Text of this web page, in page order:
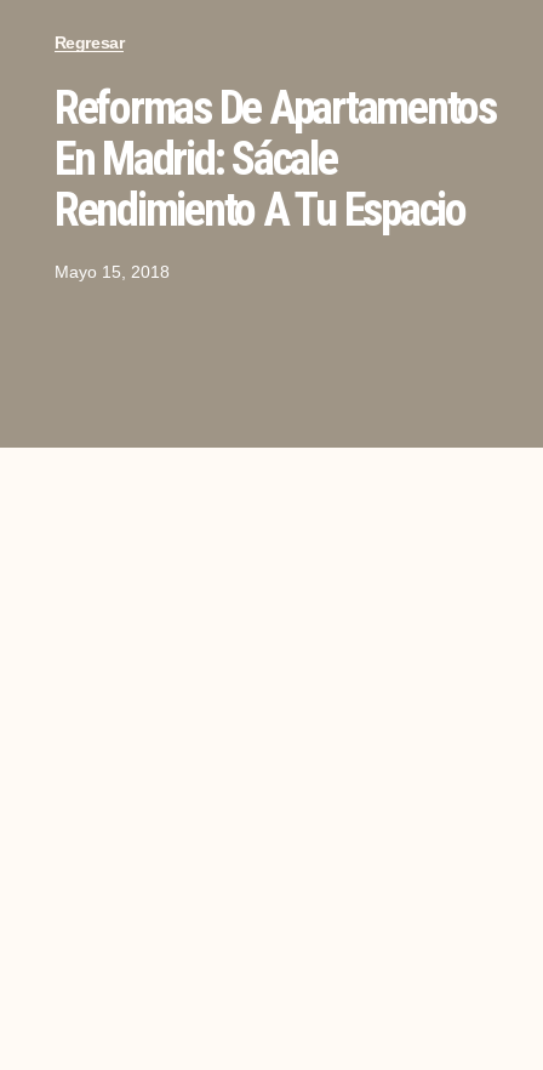
Regresar
Reformas De Apartamentos
En Madrid: Sácale
Rendimiento A Tu Espacio
Mayo 15, 2018